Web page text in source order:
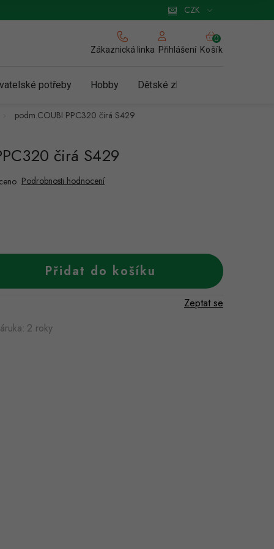
pro podnikatele Zásady používání cookies
CZK
Zákaznická linka Přihlášení
NÁKUPNÍ
KOŠÍK
Košík
potřeby Hobby Dětské zboží a hračky
podm.COUBI PPC320 čirá S429
čirá S429
Podrobnosti hodnocení
Přidat do košíku
: 2 roky
Zeptat se